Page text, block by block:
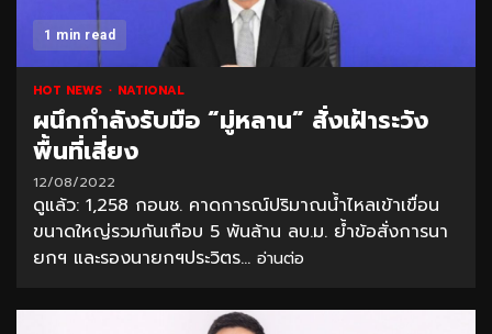
1 min read
HOT NEWS NATIONAL
ผนึกกำลังรับมือ “มู่หลาน” สั่งเฝ้าระวัง
พื้นที่เสี่ยง
12/08/2022
ดูแล้ว: 1,258 กอนช. คาดการณ์ปริมาณน้ำไหลเข้าเขื่อน
ขนาดใหญ่รวมกันเกือบ 5 พันล้าน ลบ.ม. ย้ำข้อสั่งการนา
ยกฯ และรองนายกฯประวิตร... อ่านต่อ